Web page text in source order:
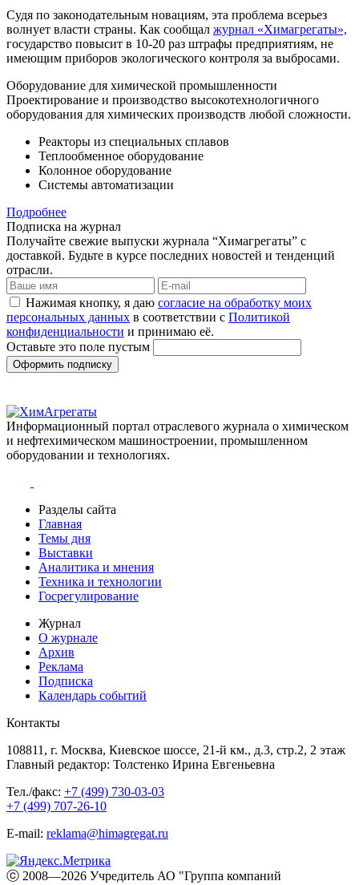
Судя по законодательным новациям, эта проблема всерьез
волнует власти страны. Как сообщал журнал «Химагрегаты»,
государство повысит в 10-20 раз штрафы предприятиям, не
имеющим приборов экологического контроля за выбросами.
Оборудование для химической промышленности
Проектирование и производство высокотехнологичного
оборудования для химических производств любой сложности.
Реакторы из специальных сплавов
Теплообменное оборудование
Колонное оборудование
Системы автоматизации
Подробнее
Подписка на журнал
Получайте свежие выпуски журнала “Химагрегаты” с
доставкой. Будьте в курсе последних новостей и тенденций
отрасли.
Нажимая кнопку, я даю согласие на обработку моих
персональных данных в соответствии с Политикой
конфиденциальности и принимаю её.
Оставьте это поле пустым
Оформить подписку
Информационный портал отраслевого журнала о химическом
и нефтехимическом машиностроении, промышленном
оборудовании и технологиях.
Разделы сайта
Главная
Темы дня
Выставки
Аналитика и мнения
Техника и технологии
Госрегулирование
Журнал
О журнале
Архив
Реклама
Подписка
Календарь событий
Контакты
108811, г. Москва, Киевское шоссе, 21-й км., д.3, стр.2, 2 этаж
Главный редактор: Толстенко Ирина Евгеньевна
Тел./факс: +7 (499) 730-03-03
+7 (499) 707-26-10
E-mail: reklama@himagregat.ru
ⓒ 2008—2026 Учредитель АО "Группа компаний